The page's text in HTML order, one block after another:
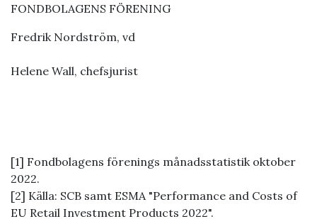
FONDBOLAGENS FÖRENING
Fredrik Nordström, vd
Helene Wall, chefsjurist
[1] Fondbolagens förenings månadsstatistik oktober
2022.
[2] Källa: SCB samt ESMA "Performance and Costs of
EU Retail Investment Products 2022".